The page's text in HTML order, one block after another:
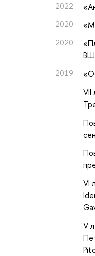
2022
2020
2020
2019
VII
VI
V